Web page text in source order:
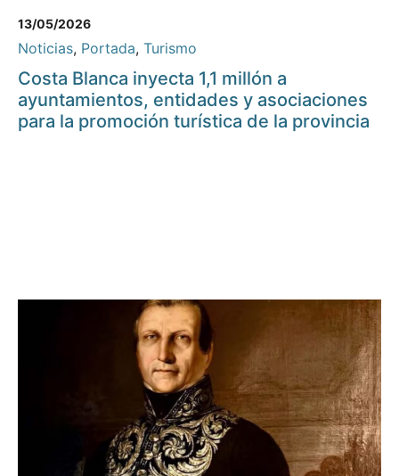
13/05/2026
Noticias, Portada, Turismo
Costa Blanca inyecta 1,1 millón a
ayuntamientos, entidades y asociaciones
para la promoción turística de la provincia